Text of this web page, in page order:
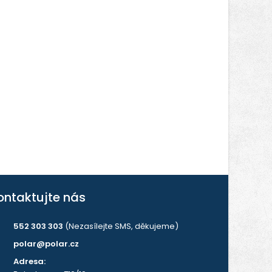
nás
552 303 303 (Nezasílejte SMS, děkujeme)
polar@polar.cz
Adresa: